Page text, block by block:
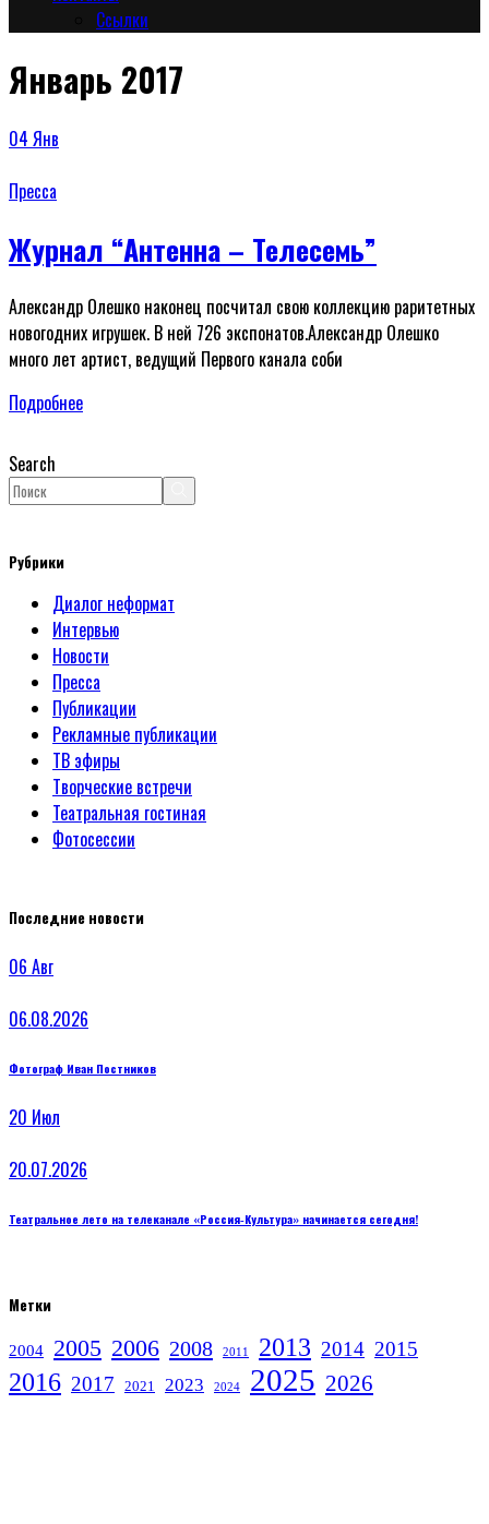
Сcылки
Январь 2017
04 Янв
Пресса
Журнал “Антенна – Телесемь”
Александр Олешко наконец посчитал свою коллекцию раритетных
новогодних игрушек. В ней 726 экспонатов.Александр Олешко
много лет артист, ведущий Первого канала соби
Подробнее
Search
Рубрики
Диалог неформат
Интервью
Новости
Пресса
Публикации
Рекламные публикации
ТВ эфиры
Творческие встречи
Театральная гостиная
Фотосессии
Последние новости
06 Авг
06.08.2026
Фотограф Иван Постников
20 Июл
20.07.2026
Театральное лето на телеканале «Россия‑Культура» начинается сегодня!
Метки
2004 2005 2006 2008 2011 2013 2014 2015
2016 2017 2021 2023 2024 2025 2026